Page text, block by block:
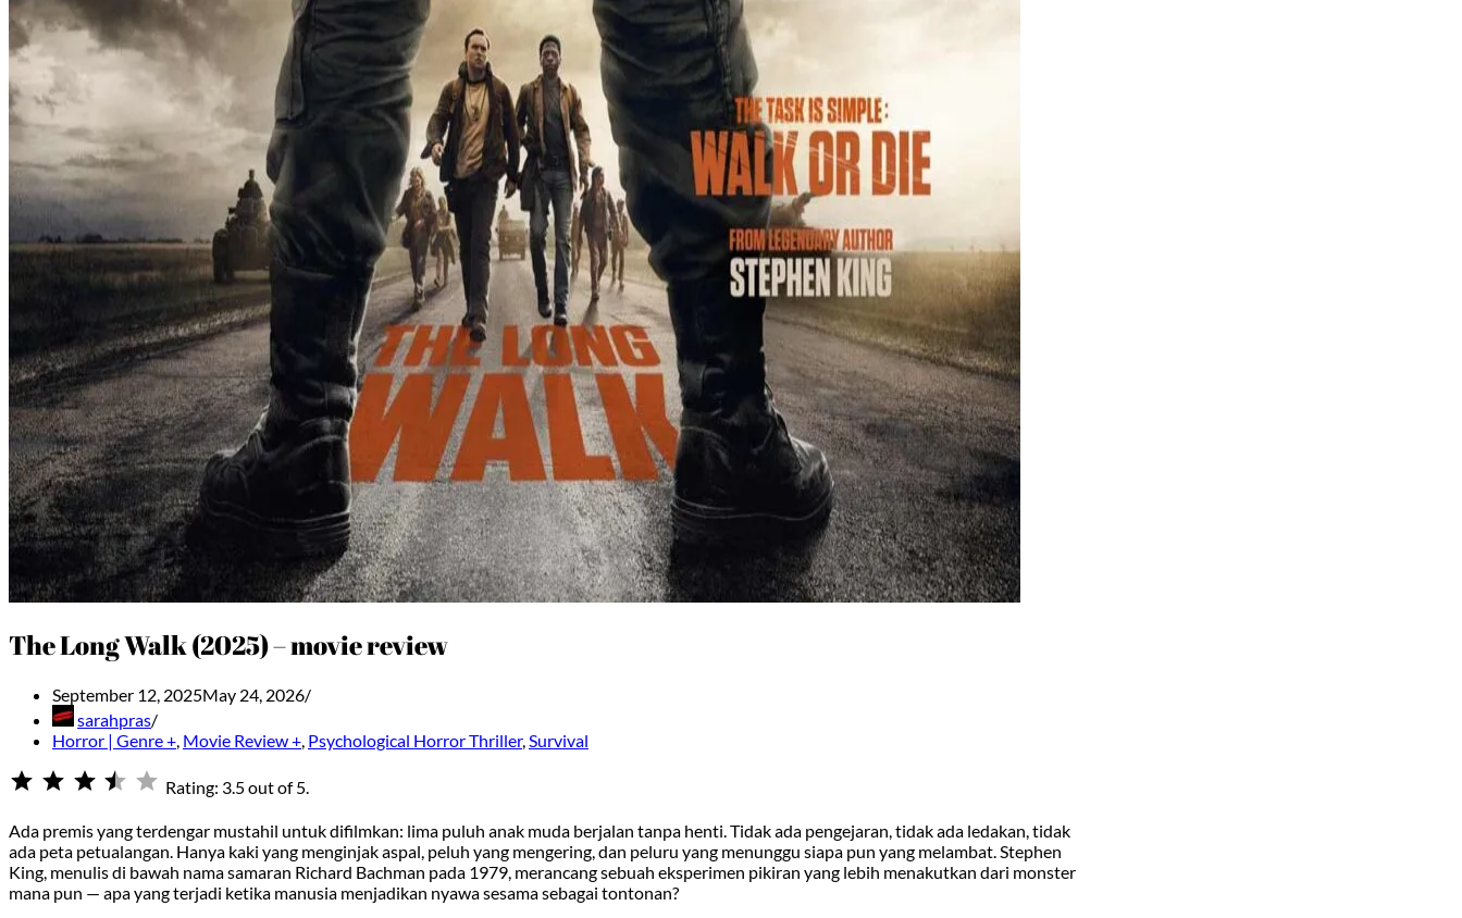
The Long Walk (2025) – movie review
September 12, 2025May 24, 2026
sarahpras
Horror | Genre +, Movie Review +, Psychological Horror Thriller,Survival
⭐
⭐
Rating: 3.5 out of 5.
Ada premis yang terdengar mustahil untuk difilmkan: lima puluh anak muda berjalan tanpa henti. Tidak ada pengejaran, tidak ada ledakan, tidak
ada peta petualangan. Hanya kaki yang menginjak aspal, peluh yang mengering, dan peluru yang menunggu siapa pun yang melambat. Stephen
King, menulis di bawah nama samaran Richard Bachman pada 1979, merancang sebuah eksperimen pikiran yang lebih menakutkan dari monster
mana pun — apa yang terjadi ketika manusia menjadikan nyawa sesama sebagai tontonan?